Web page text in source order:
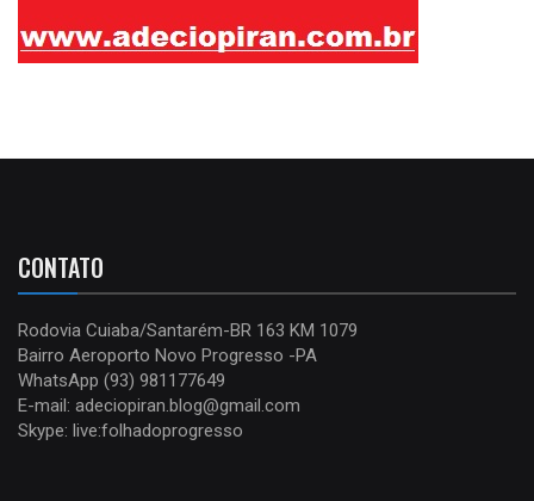
CONTATO
Rodovia Cuiaba/Santarém-BR 163 KM 1079
Bairro Aeroporto Novo Progresso -PA
WhatsApp (93) 981177649
E-mail: adeciopiran.blog@gmail.com
Skype: live:folhadoprogresso